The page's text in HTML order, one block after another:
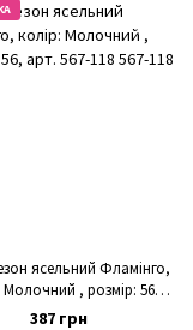
ясельний Фламінго,
Молочний , розмір: 56,
арт. 567-118
387 грн